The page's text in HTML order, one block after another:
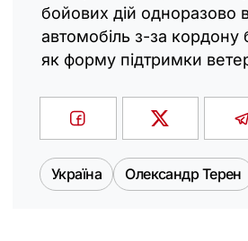
бойових дій одноразово
автомобіль з-за кордону
як форму підтримки
Україна Олександр Терен